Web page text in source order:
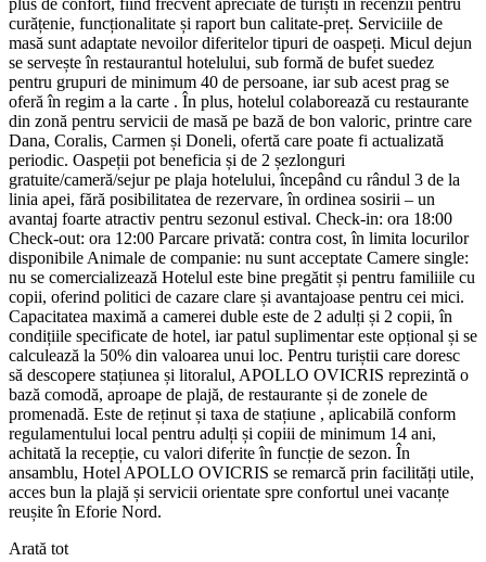
curățenie, funcționalitate și raport bun calitate-preț. Serviciile de
masă sunt adaptate nevoilor diferitelor tipuri de oaspeți. Micul dejun
se servește în restaurantul hotelului, sub formă de bufet suedez
pentru grupuri de minimum 40 de persoane, iar sub acest prag se
oferă în regim a la carte . În plus, hotelul colaborează cu restaurante
din zonă pentru servicii de masă pe bază de bon valoric, printre care
Dana, Coralis, Carmen și Doneli, ofertă care poate fi actualizată
periodic. Oaspeții pot beneficia și de 2 șezlonguri
gratuite/cameră/sejur pe plaja hotelului, începând cu rândul 3 de la
linia apei, fără posibilitatea de rezervare, în ordinea sosirii – un
avantaj foarte atractiv pentru sezonul estival. Check-in: ora 18:00
Check-out: ora 12:00 Parcare privată: contra cost, în limita locurilor
disponibile Animale de companie: nu sunt acceptate Camere single:
nu se comercializează Hotelul este bine pregătit și pentru familiile cu
copii, oferind politici de cazare clare și avantajoase pentru cei mici.
Capacitatea maximă a camerei duble este de 2 adulți și 2 copii, în
condițiile specificate de hotel, iar patul suplimentar este opțional și se
calculează la 50% din valoarea unui loc. Pentru turiștii care doresc
să descopere stațiunea și litoralul, APOLLO OVICRIS reprezintă o
bază comodă, aproape de plajă, de restaurante și de zonele de
promenadă. Este de reținut și taxa de stațiune , aplicabilă conform
regulamentului local pentru adulți și copiii de minimum 14 ani,
achitată la recepție, cu valori diferite în funcție de sezon. În
ansamblu, Hotel APOLLO OVICRIS se remarcă prin facilități utile,
acces bun la plajă și servicii orientate spre confortul unei vacanțe
reușite în Eforie Nord.
Arată tot